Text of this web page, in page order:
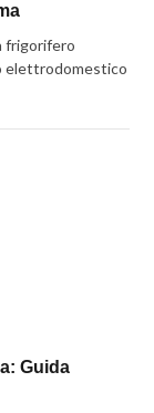
frigorifero
elettrodomestico
Guida